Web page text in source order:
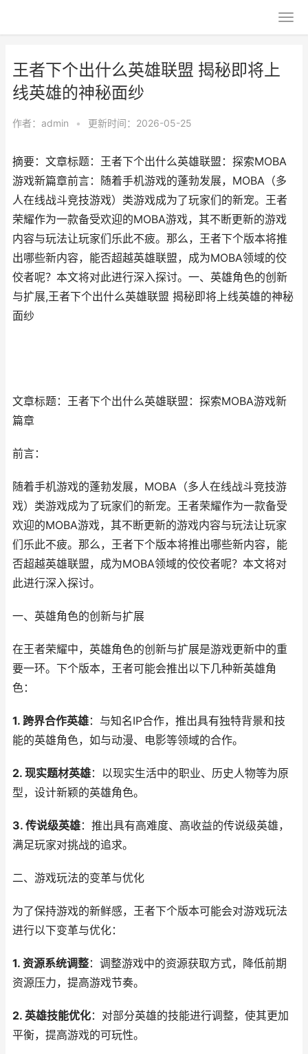
王者下个出什么英雄联盟 揭秘即将上
线英雄的神秘面纱
作者： admin • 更新时间：2026-05-25
摘要：文章标题：王者下个出什么英雄联盟：探索MOBA
游戏新篇章前言：随着手机游戏的蓬勃发展，MOBA（多
人在线战斗竞技游戏）类游戏成为了玩家们的新宠。王者
荣耀作为一款备受欢迎的MOBA游戏，其不断更新的游戏
内容与玩法让玩家们乐此不疲。那么，王者下个版本将推
出哪些新内容，能否超越英雄联盟，成为MOBA领域的佼
佼者呢？本文将对此进行深入探讨。一、英雄角色的创新
与扩展,王者下个出什么英雄联盟 揭秘即将上线英雄的神秘
面纱
文章标题：王者下个出什么英雄联盟：探索MOBA游戏新
篇章
前言：
随着手机游戏的蓬勃发展，MOBA（多人在线战斗竞技游
戏）类游戏成为了玩家们的新宠。王者荣耀作为一款备受
欢迎的MOBA游戏，其不断更新的游戏内容与玩法让玩家
们乐此不疲。那么，王者下个版本将推出哪些新内容，能
否超越英雄联盟，成为MOBA领域的佼佼者呢？本文将对
此进行深入探讨。
一、英雄角色的创新与扩展
在王者荣耀中，英雄角色的创新与扩展是游戏更新中的重
要一环。下个版本，王者可能会推出以下几种新英雄角
色：
1. 跨界合作英雄：与知名IP合作，推出具有独特背景和技
能的英雄角色，如与动漫、电影等领域的合作。
2. 现实题材英雄：以现实生活中的职业、历史人物等为原
型，设计新颖的英雄角色。
3. 传说级英雄：推出具有高难度、高收益的传说级英雄，
满足玩家对挑战的追求。
二、游戏玩法的变革与优化
为了保持游戏的新鲜感，王者下个版本可能会对游戏玩法
进行以下变革与优化：
1. 资源系统调整：调整游戏中的资源获取方式，降低前期
资源压力，提高游戏节奏。
2. 英雄技能优化：对部分英雄的技能进行调整，使其更加
平衡，提高游戏的可玩性。